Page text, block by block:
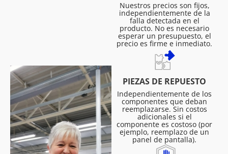
Nuestros precios son fijos,
independientemente de la
falla detectada en el
producto. No es necesario
esperar un presupuesto, el
precio es firme e inmediato.
PIEZAS DE REPUESTO
Independientemente de los
componentes que deban
reemplazarse. Sin costos
adicionales si el
componente es costoso (por
ejemplo, reemplazo de un
panel de pantalla).